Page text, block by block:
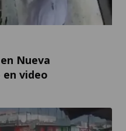
Nueva
video